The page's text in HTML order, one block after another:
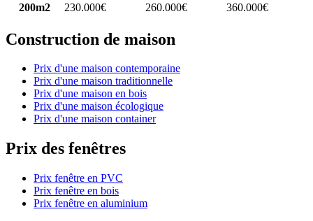
200m2
230.000€ 260.000€ 360.000€
Construction de maison
Prix d'une maison contemporaine
Prix d'une maison traditionnelle
Prix d'une maison en bois
Prix d'une maison écologique
Prix d'une maison container
Prix des fenêtres
Prix fenêtre en PVC
Prix fenêtre en bois
Prix fenêtre en aluminium